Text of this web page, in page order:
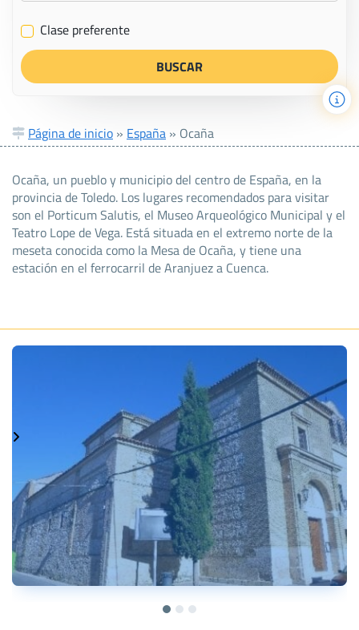
✔ Clase preferente
Página de inicio » España » Ocaña
Ocaña, un pueblo y municipio del centro de España, en la
provincia de Toledo. Los lugares recomendados para visitar
son el Porticum Salutis, el Museo Arqueológico Municipal y el
Teatro Lope de Vega. Está situada en el extremo norte de la
meseta conocida como la Mesa de Ocaña, y tiene una
estación en el ferrocarril de Aranjuez a Cuenca.